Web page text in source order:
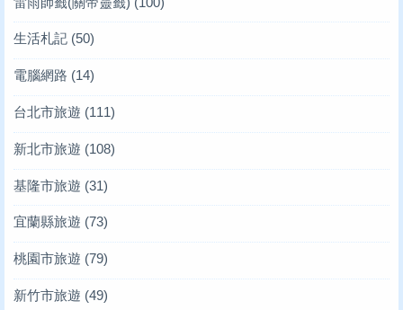
生活札記 (50)
電腦網路 (14)
台北市旅遊 (111)
新北市旅遊 (108)
基隆市旅遊 (31)
宜蘭縣旅遊 (73)
桃園市旅遊 (79)
新竹市旅遊 (49)